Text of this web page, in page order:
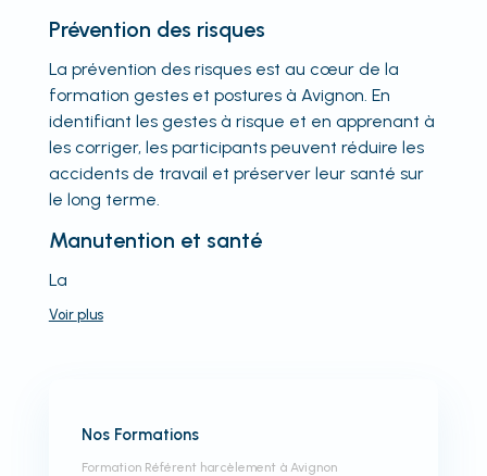
Prévention des risques
La prévention des risques est au cœur de la
formation gestes et postures à Avignon. En
identifiant les gestes à risque et en apprenant à
les corriger, les participants peuvent réduire les
accidents de travail et préserver leur santé sur
le long terme.
Manutention et santé
La
Voir plus
Nos Formations
Formation Référent harcèlement à Avignon